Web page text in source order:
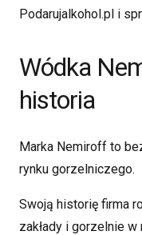
Podarujalkohol.pl i
Wódka
historia
Marka Nemiroff to
rynku gorzelniczego.
Swoją historię firma
zakłady i gorzelnie